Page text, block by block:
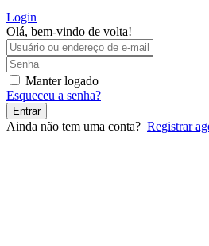
Login
Olá, bem-vindo de volta!
Manter logado
Esqueceu a senha?
Entrar
Ainda não tem uma conta? Registrar